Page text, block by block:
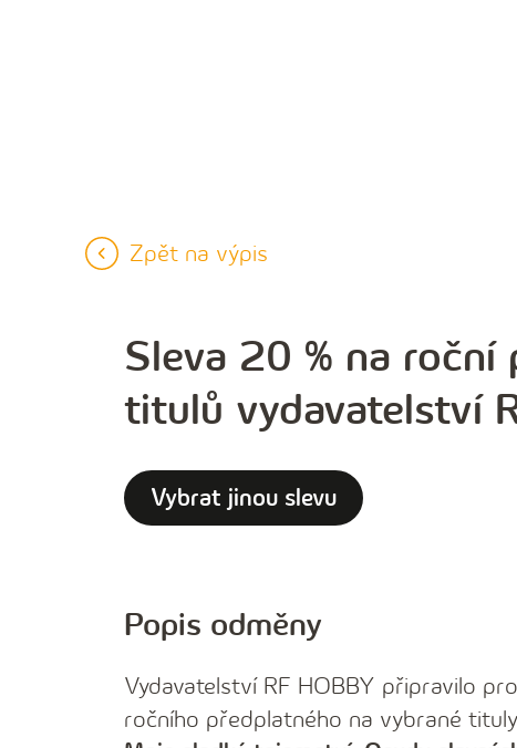
Zpět na výpis
Sleva 20 % na
titulů vydavatelství
Vybrat jinou slevu
Popis odměny
Vydavatelství RF HOBBY připravilo
ročního předplatného na vybrané